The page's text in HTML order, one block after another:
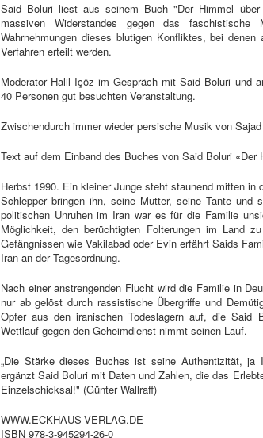
Said Boluri liest aus seinem Buch "Der Himmel
massiven Widerstandes gegen das
Wahrnehmungen dieses blutigen Konfliktes, bei
Verfahren erteilt werden.
Moderator Halil Içöz im Gespräch mit Said Boluri und
40 Personen gut besuchten Veranstaltung.
Zwischendurch immer wieder persische Musik von
Text auf dem Einband des Buches von Said Boluri «Der
Herbst 1990. Ein kleiner Junge steht staunend mitten
Schlepper bringen ihn, seine Mutter, seine Tante
politischen Unruhen im Iran war es für die Familie
Möglichkeit, den berüchtigten Folterungen im Land
Gefängnissen wie Vakilabad oder Evin erfährt Saids
Iran an der Tagesordnung.
Nach einer anstrengenden Flucht wird die Familie in
nur ab gelöst durch rassistische Übergriffe und
Opfer aus den iranischen Todeslagern auf, die Said
Wettlauf gegen den Geheimdienst nimmt seinen Lauf.
„Die Stärke dieses Buches ist seine Authentizität, ja
ergänzt Said Boluri mit Daten und Zahlen, die das
Einzelschicksal!" (Günter Wallraff)
WWW.ECKHAUS-VERLAG.DE
ISBN 978-3-945294-26-0